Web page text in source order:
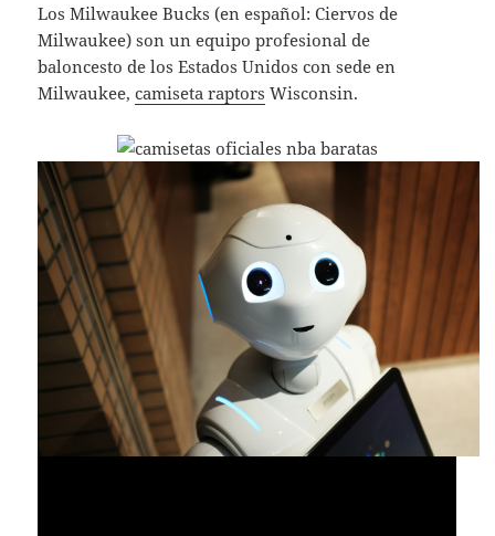
Los Milwaukee Bucks (en español: Ciervos de
Milwaukee) son un equipo profesional de
baloncesto de los Estados Unidos con sede en
Milwaukee,camiseta raptors Wisconsin.